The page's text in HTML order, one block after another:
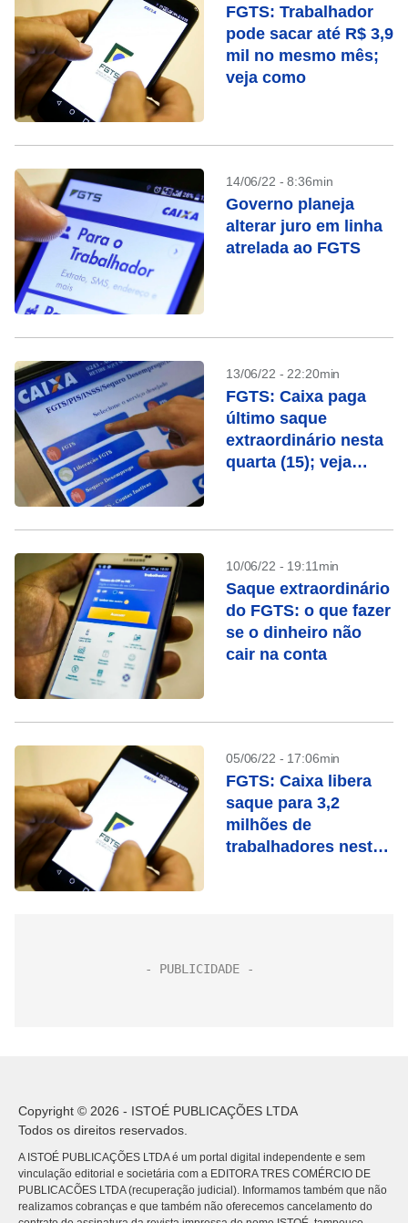
FGTS: Trabalhador
pode sacar até R$ 3,9
mil no mesmo mês;
veja como
14/06/22 - 8:36min
Governo planeja
alterar juro em linha
atrelada ao FGTS
13/06/22 - 22:20min
FGTS: Caixa paga
último saque
extraordinário nesta
quarta (15); veja
10/06/22 - 19:11min
Saque extraordinário
do FGTS: o que fazer
se o dinheiro não
cair na conta
05/06/22 - 17:06min
FGTS: Caixa libera
saque para 3,2
milhões de
trabalhadores nesta
Copyright © 2026 - ISTOÉ PUBLICAÇÕES LTDA
Todos os direitos reservados.
A ISTOÉ PUBLICAÇÕES LTDA é um portal digital independente e sem
vinculação editorial e societária com a EDITORA TRES COMÉRCIO DE
PUBLICACÕES LTDA (recuperação judicial). Informamos também que não
realizamos cobranças e que também não oferecemos cancelamento do